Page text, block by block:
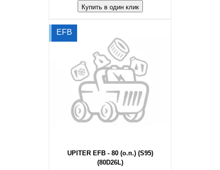
Купить в один клик
EFB
UPITER EFB - 80 (о.п.) (S95)
(80D26L)